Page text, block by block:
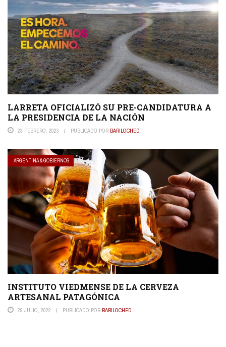
LARRETA OFICIALIZÓ SU PRE-CANDIDATURA A
LA PRESIDENCIA DE LA NACIÓN
23 FEBRERO, 2023 PUBLICADO POR BARILOCHED
ARGENTINA & GOBIERNOS
INSTITUTO VIEDMENSE DE LA CERVEZA
ARTESANAL PATAGÓNICA
29 JULIO, 2022 PUBLICADO POR BARILOCHED